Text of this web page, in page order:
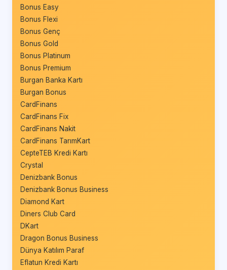
Bonus Easy
Bonus Flexi
Bonus Genç
Bonus Gold
Bonus Platinum
Bonus Premium
Burgan Banka Kartı
Burgan Bonus
CardFinans
CardFinans Fix
CardFinans Nakit
CardFinans TarımKart
CepteTEB Kredi Kartı
Crystal
Denizbank Bonus
Denizbank Bonus Business
Diamond Kart
Diners Club Card
DKart
Dragon Bonus Business
Dünya Katılım Paraf
Eflatun Kredi Kartı